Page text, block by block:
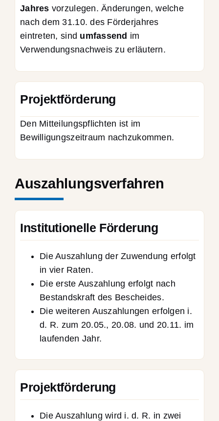
Jahres vorzulegen. Änderungen, welche
nach dem 31.10. des Förderjahres
eintreten, sind umfassend im
Verwendungsnachweis zu erläutern.
Projektförderung
Den Mitteilungspflichten ist im
Bewilligungszeitraum nachzukommen.
Auszahlungsverfahren
Institutionelle Förderung
Die Auszahlung der Zuwendung erfolgt
in vier Raten.
Die erste Auszahlung erfolgt nach
Bestandskraft des Bescheides.
Die weiteren Auszahlungen erfolgen i.
d. R. zum 20.05., 20.08. und 20.11. im
laufenden Jahr.
Projektförderung
Die Auszahlung wird i. d. R. in zwei